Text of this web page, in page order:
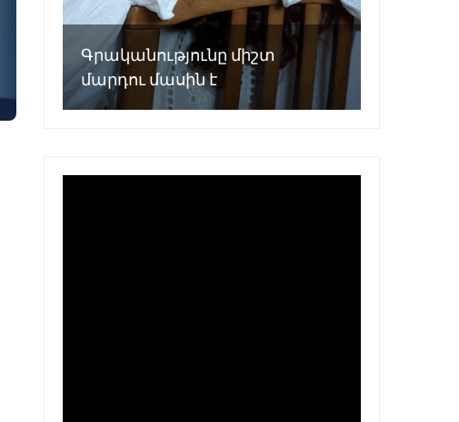
Գրականությունը միշտ
մարդու մասին է